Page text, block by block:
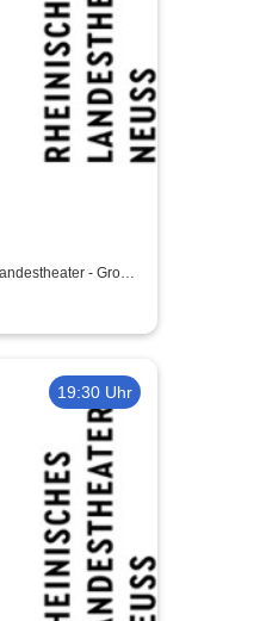
- Große
19:30 Uhr